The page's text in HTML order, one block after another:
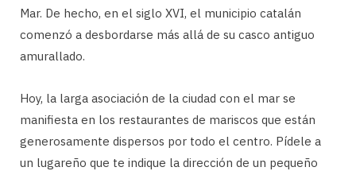
Mar. De hecho, en el siglo XVI, el municipio catalán
comenzó a desbordarse más allá de su casco antiguo
amurallado.
Hoy, la larga asociación de la ciudad con el mar se
manifiesta en los restaurantes de mariscos que están
generosamente dispersos por todo el centro. Pídele a
un lugareño que te indique la dirección de un pequeño